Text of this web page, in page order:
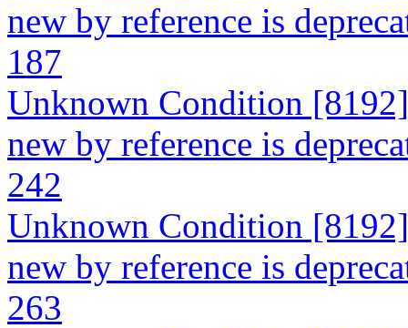
new by reference is
187
Unknown Condition
new by reference is
242
Unknown Condition
new by reference is
263